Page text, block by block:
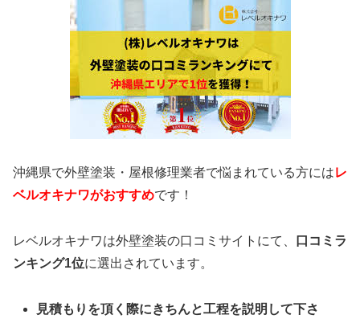
沖縄県で外壁塗装・屋根修理業者で悩まれている方にはレ
ベルオキナワがおすすめです！
レベルオキナワは外壁塗装の口コミサイトにて、
口コミラ
ンキング1位に選出されています。
見積もりを頂く際にきちんと工程を説明して下さ